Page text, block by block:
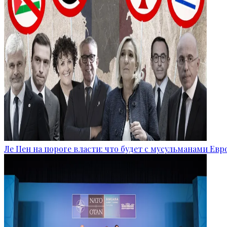
Ле Пен на пороге власти: что будет с мусульманами